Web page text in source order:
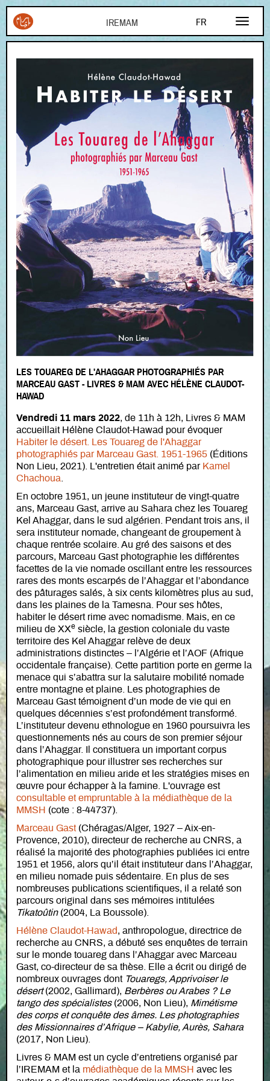
FR
EN
Aller au contenu principal
LES TOUAREG DE L'AHAGGAR PHOTOGRAPHIÉS PAR
MARCEAU GAST - LIVRES & MAM AVEC HÉLÈNE CLAUDOT-
HAWAD
Vendredi 11 mars 2022, de 11h à 12h, Livres & MAM
accueillait Hélène Claudot-Hawad pour évoquer
Habiter le désert. Les Touareg de l'Ahaggar
photographiés par Marceau Gast. 1951-1965 (Éditions
Non Lieu, 2021). L'entretien était animé par Kamel
Chachoua
En octobre 1951, un jeune instituteur de vingt-quatre
ans, Marceau Gast, arrive au Sahara chez les Touareg
Kel Ahaggar, dans le sud algérien. Pendant trois ans, il
sera instituteur nomade, changeant de groupement à
chaque rentrée scolaire. Au gré des saisons et des
parcours, Marceau Gast photographie les différentes
facettes de la vie nomade oscillant entre les ressources
rares des monts escarpés de l’Ahaggar et l’abondance
des pâturages salés, à six cents kilomètres plus au sud,
dans les plaines de la Tamesna. Pour ses hôtes,
habiter le désert rime avec nomadisme. Mais, en ce
milieu de XXe siècle, la gestion coloniale du vaste
territoire des Kel Ahaggar relève de deux
administrations distinctes – l’Algérie et l’AOF (Afrique
occidentale française). Cette partition porte en germe la
menace qui s’abattra sur la salutaire mobilité nomade
entre montagne et plaine. Les photographies de
Marceau Gast témoignent d’un mode de vie qui en
quelques décennies s’est profondément transformé.
L’instituteur devenu ethnologue en 1960 poursuivra les
questionnements nés au cours de son premier séjour
dans l’Ahaggar. Il constituera un important corpus
photographique pour illustrer ses recherches sur
l’alimentation en milieu aride et les stratégies mises en
œuvre pour échapper à la famine. L'ouvrage est
consultable et empruntable à la médiathèque de la
MMSH (cote : 8-44737).
Marceau Gast(Chéragas/Alger, 1927 – Aix-en-
Provence, 2010), directeur de recherche au CNRS, a
réalisé la majorité des photographies publiées ici entre
1951 et 1956, alors qu’il était instituteur dans l’Ahaggar,
en milieu nomade puis sédentaire. En plus de ses
nombreuses publications scientifiques, il a relaté son
parcours original dans ses mémoires intitulées
Tikatoûtin(2004, La Boussole).
Hélène Claudot-Hawad, anthropologue, directrice de
recherche au CNRS, a débuté ses enquêtes de terrain
sur le monde touareg dans l’Ahaggar avec Marceau
Gast, co-directeur de sa thèse. Elle a écrit ou dirigé de
nombreux ouvrages dont Touaregs, Apprivoiser le
désert(2002, Gallimard), Berbères ou Arabes ? Le
tango des spécialistes(2006, Non Lieu), Mimétisme
des corps et conquête des âmes. Les photographies
des Missionnaires d’Afrique – Kabylie, Aurès, Sahara
(2017, Non Lieu).
Livres & MAM est un cycle d’entretiens organisé par
l’IREMAM et la médiathèque de la MMSH avec les